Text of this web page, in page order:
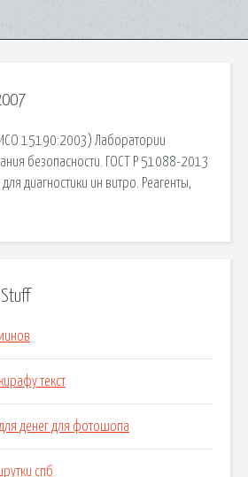
15190:2003) Лаборатории
безопасности. ГОСТ Р 51088-2013
диагностики ин витро. Реагенты,
текст
денег для фотошопа
спб